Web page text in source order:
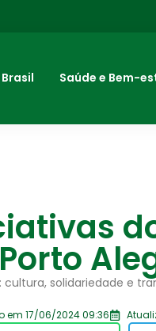
Brasil Saúde e Bem-
cultura, solidariedade e
em 17/06/2024 09:36